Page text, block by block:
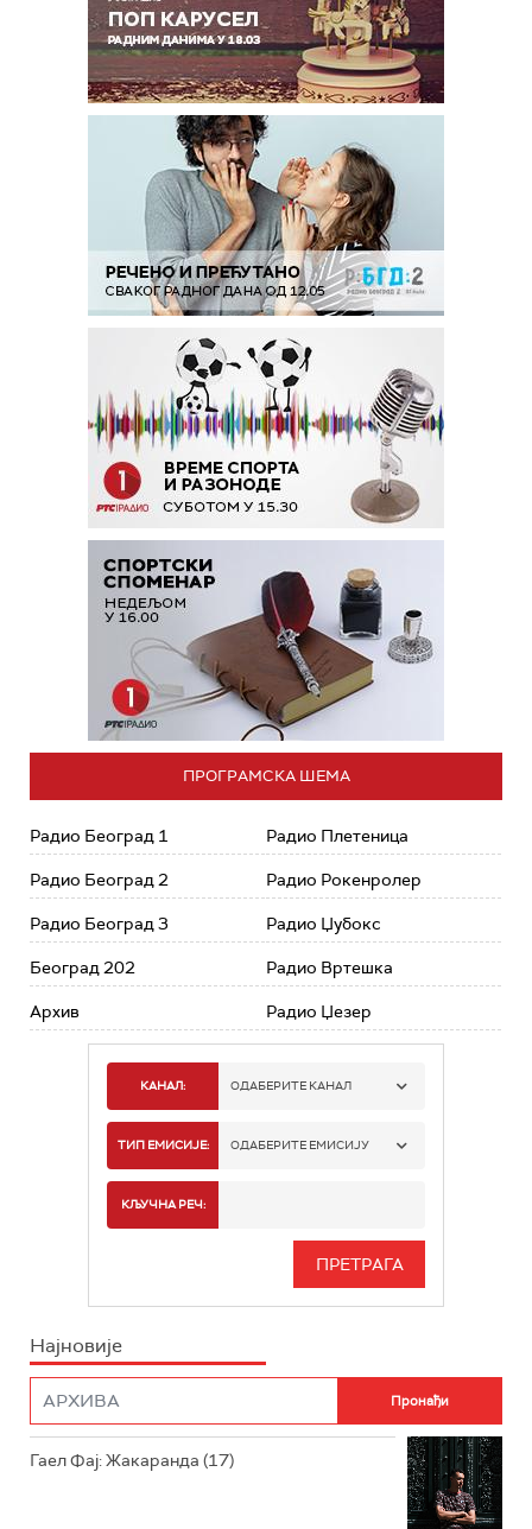
ПРОГРАМСКА ШЕМА
Радио Београд 1
Радио Београд 2
Радио Београд 3
Београд 202
Архив
Радио Плетеница
Радио Рокенролер
Радио Џубокс
Радио Вртешка
Радио Џезер
КАНАЛ: ОДАБЕРИТЕ КАНАЛ
РАДИО БЕОГРАД 1
РАДИО БЕОГРАД 3
РАДИО РОКЕНРОЛЕР
ТИП ЕМИСИЈЕ: ОДАБЕРИТЕ ЕМИСИЈУ
ИНФО
КЉУЧНА РЕЧ:
Најновије
Гаел Фај: Жакаранда (17)